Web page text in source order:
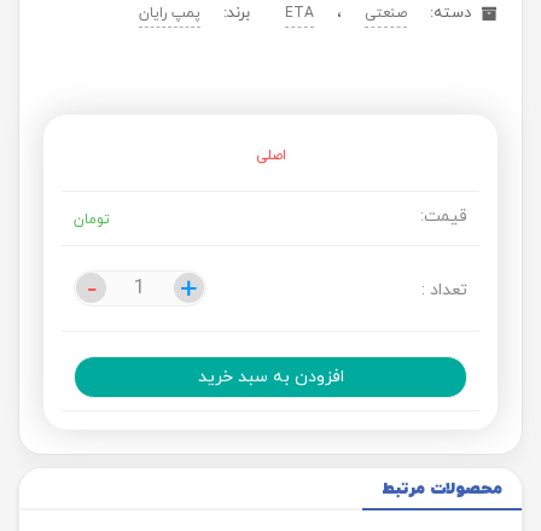
دسته: صنعتی ، ETA برند: پمپ رایان
اصلی
قیمت: تومان
تعداد : +
- +
-
افزودن به سبد خرید
محصولات مرتبط